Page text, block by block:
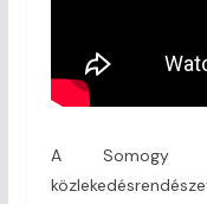
A Somogy